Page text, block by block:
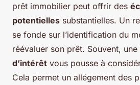
prêt immobilier peut offrir des
potentielles substantielles. Un
se fonde sur l’identification du
réévaluer son prêt. Souvent,
d’intérêt vous pousse à
Cela permet un allégement des